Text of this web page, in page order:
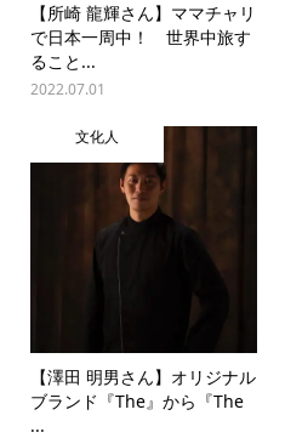
【所崎 龍輝さん】ママチャリ
で日本一周中！ 世界中旅す
ること...
2022.07.01
文化人
【澤田 明男さん】オリジナル
ブランド『The』から『The
...